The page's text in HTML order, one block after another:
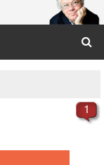
1